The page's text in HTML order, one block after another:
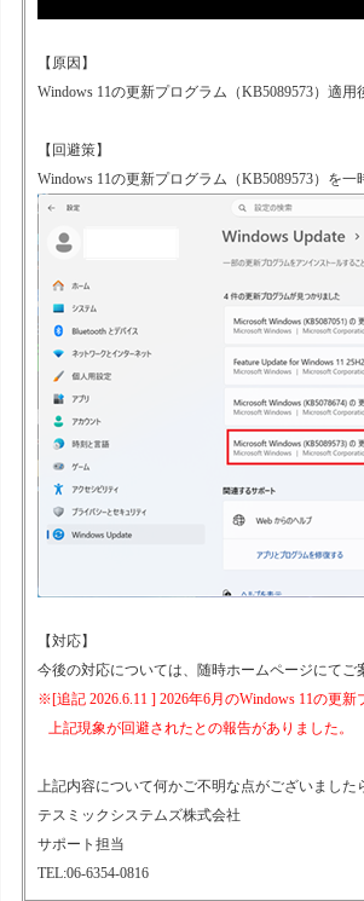
【原因】
Windows 11の更新プログラム（KB5089573）適
【回避策】
Windows 11の更新プログラム（KB5089573）を
【対応】
今後の対応については、随時ホームページにてご
※[追記 2026.6.11 ] 2026年6月のWindows 11の更
上記現象が回避されたとの報告がありました。
上記内容について何かご不明な点がございました
テスミックシステムズ株式会社
サポート担当
TEL:06-6354-0816